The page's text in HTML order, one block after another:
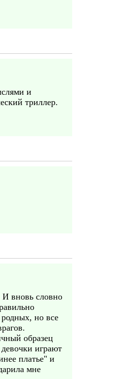
и
триллер.
И вновь словно
но все
образец
играют
платье" и
мне